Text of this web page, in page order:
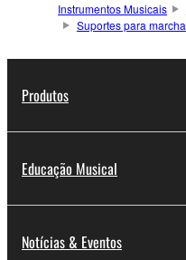
Instrumentos Musicais
Suportes para marcha
Produtos
Educação Musical
Notícias & Eventos